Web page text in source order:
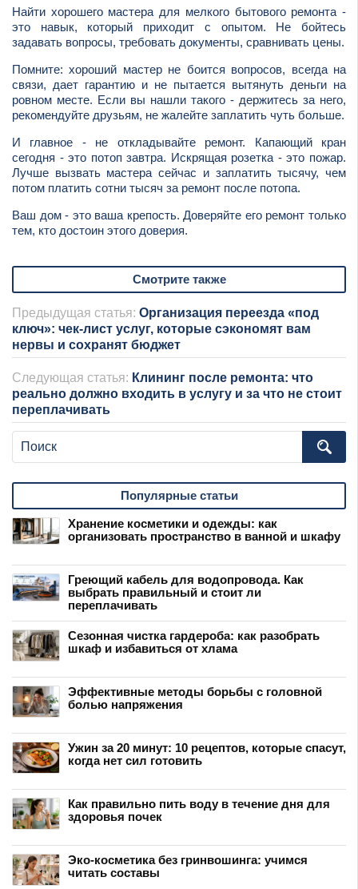
Найти хорошего мастера для мелкого бытового ремонта -
это навык, который приходит с опытом. Не бойтесь
задавать вопросы, требовать документы, сравнивать цены.
Помните: хороший мастер не боится вопросов, всегда на
связи, дает гарантию и не пытается вытянуть деньги на
ровном месте. Если вы нашли такого - держитесь за него,
рекомендуйте друзьям, не жалейте заплатить чуть больше.
И главное - не откладывайте ремонт. Капающий кран
сегодня - это потоп завтра. Искрящая розетка - это пожар.
Лучше вызвать мастера сейчас и заплатить тысячу, чем
потом платить сотни тысяч за ремонт после потопа.
Ваш дом - это ваша крепость. Доверяйте его ремонт только
тем, кто достоин этого доверия.
Смотрите также
Предыдущая статья: Организация переезда «под
ключ»: чек-лист услуг, которые сэкономят вам
нервы и сохранят бюджет
Следующая статья: Клининг после ремонта: что
реально должно входить в услугу и за что не стоит
переплачивать
Популярные статьи
Хранение косметики и одежды: как
организовать пространство в ванной и шкафу
Греющий кабель для водопровода. Как
выбрать правильный и стоит ли
переплачивать
Сезонная чистка гардероба: как разобрать
шкаф и избавиться от хлама
Эффективные методы борьбы с головной
болью напряжения
Ужин за 20 минут: 10 рецептов, которые спасут,
когда нет сил готовить
Как правильно пить воду в течение дня для
здоровья почек
Эко-косметика без гринвошинга: учимся
читать составы